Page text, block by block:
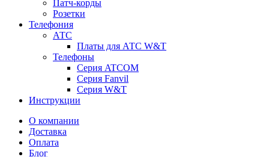
Патч-корды
Розетки
Телефония
АТС
Платы для АТС W&T
Телефоны
Серия ATCOM
Серия Fanvil
Серия W&T
Инструкции
О компании
Доставка
Оплата
Блог